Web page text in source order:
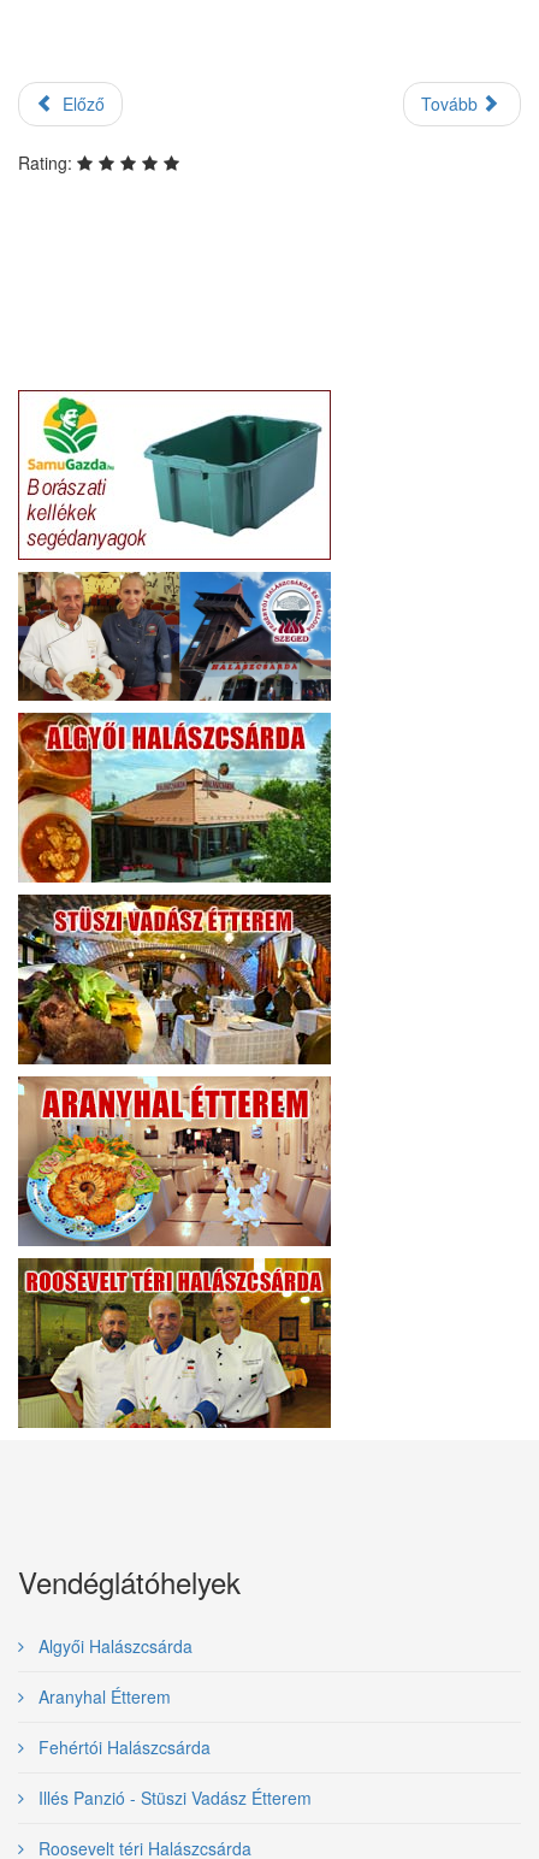
Előző Tovább
Rating:
Vendéglátóhelyek
Algyői Halászcsárda
Aranyhal Étterem
Fehértói Halászcsárda
Illés Panzió - Stüszi Vadász Étterem
Roosevelt téri Halászcsárda